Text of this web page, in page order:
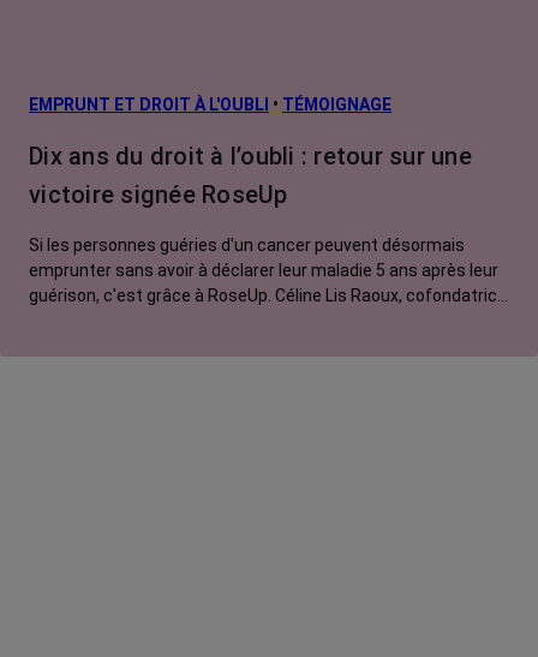
EMPRUNT ET DROIT À L'OUBLI • TÉMOIGNAGE
Dix ans du droit à l’oubli : retour sur une
victoire signée RoseUp
Si les personnes guéries d'un cancer peuvent désormais
emprunter sans avoir à déclarer leur maladie 5 ans après leur
guérison, c'est grâce à RoseUp. Céline Lis Raoux, cofondatrice